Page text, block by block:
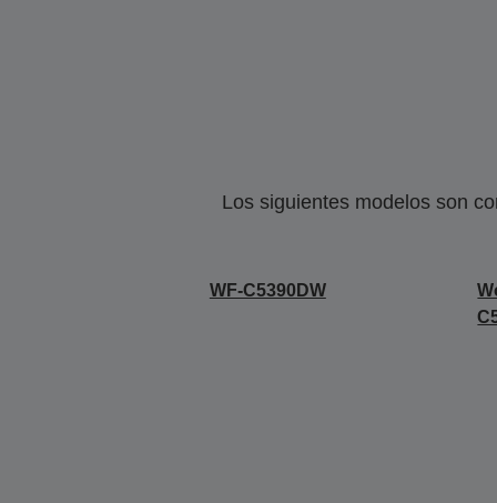
Los siguientes modelos son
WF-C5390DW